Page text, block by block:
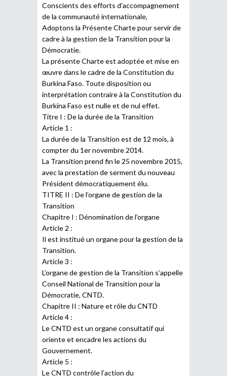
Conscients des efforts d’accompagnement
de la communauté internationale,
Adoptons la Présente Charte pour servir de
cadre à la gestion de la Transition pour la
Démocratie.
La présente Charte est adoptée et mise en
œuvre dans le cadre de la Constitution du
Burkina Faso. Toute disposition ou
interprétation contraire à la Constitution du
Burkina Faso est nulle et de nul effet.
Titre I : De la durée de la Transition
Article 1 :
La durée de la Transition est de 12 mois, à
compter du 1er novembre 2014.
La Transition prend fin le 25 novembre 2015,
avec la prestation de serment du nouveau
Président démocratiquement élu.
TITRE II : De l’organe de gestion de la
Transition
Chapitre I : Dénomination de l’organe
Article 2 :
Il est institué un organe pour la gestion de la
Transition.
Article 3 :
L’organe de gestion de la Transition s’appelle
Conseil National de Transition pour la
Démocratie, CNTD.
Chapitre II : Nature et rôle du CNTD
Article 4 :
Le CNTD est un organe consultatif qui
oriente et encadre les actions du
Gouvernement.
Article 5 :
Le CNTD contrôle l’action du